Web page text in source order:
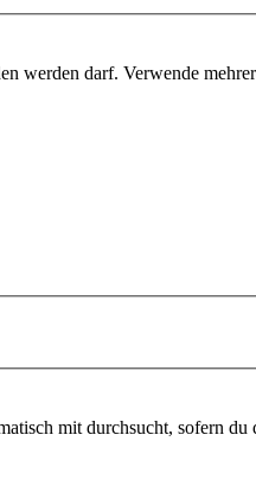
werden darf. Verwende
mit durchsucht, sofern